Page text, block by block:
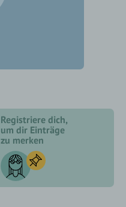
Registriere dich,
um dir Einträge
zu merken